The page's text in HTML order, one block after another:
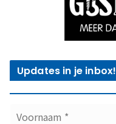
Updates in je inbox!